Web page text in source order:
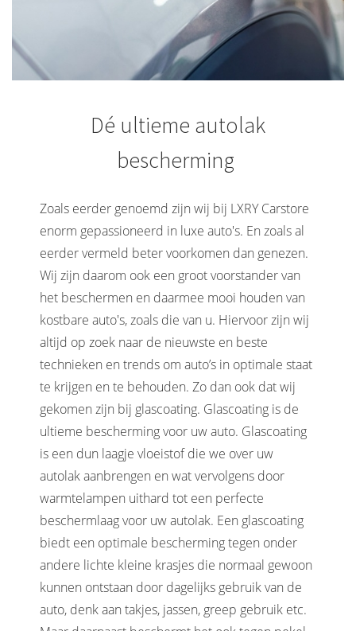
Dé ultieme autolak
bescherming
Zoals eerder genoemd zijn wij bij LXRY Carstore
enorm gepassioneerd in luxe auto's. En zoals al
eerder vermeld beter voorkomen dan genezen.
Wij zijn daarom ook een groot voorstander van
het beschermen en daarmee mooi houden van
kostbare auto's, zoals die van u. Hiervoor zijn wij
altijd op zoek naar de nieuwste en beste
technieken en trends om auto’s in optimale staat
te krijgen en te behouden. Zo dan ook dat wij
gekomen zijn bij glascoating. Glascoating is de
ultieme bescherming voor uw auto. Glascoating
is een dun laagje vloeistof die we over uw
autolak aanbrengen en wat vervolgens door
warmtelampen uithard tot een perfecte
beschermlaag voor uw autolak. Een glascoating
biedt een optimale bescherming tegen onder
andere lichte kleine krasjes die normaal gewoon
kunnen ontstaan door dagelijks gebruik van de
auto, denk aan takjes, jassen, greep gebruik etc.